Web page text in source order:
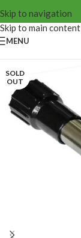
Skip to navigation
Skip to main content
MENU
SOLD
OUT